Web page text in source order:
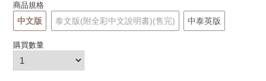
商品規格
中文版 泰文版(附全彩中文說明書)(售完) 中泰英版
購買數量